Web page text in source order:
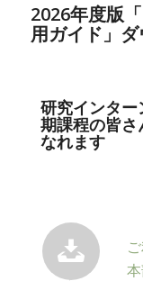
2026年度版
用ガイド」
研究インタ
期課程の皆
なれます